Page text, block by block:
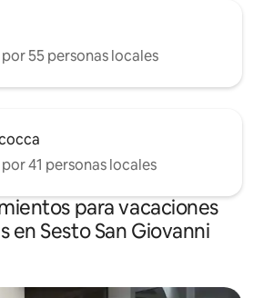
55 personas locales
41 personas locales
para vacaciones
en Sesto San Giovanni